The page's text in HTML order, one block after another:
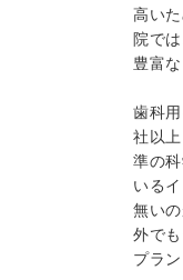
高い
院で
豊富
歯科
社以
準の
いる
無い
外で
プラ